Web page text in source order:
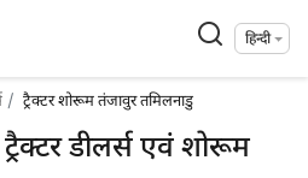
हिन्दी
ट्रैक्टर शोरूम तंजावुर तमिलनाडु
डीलर्स एवं शोरूम